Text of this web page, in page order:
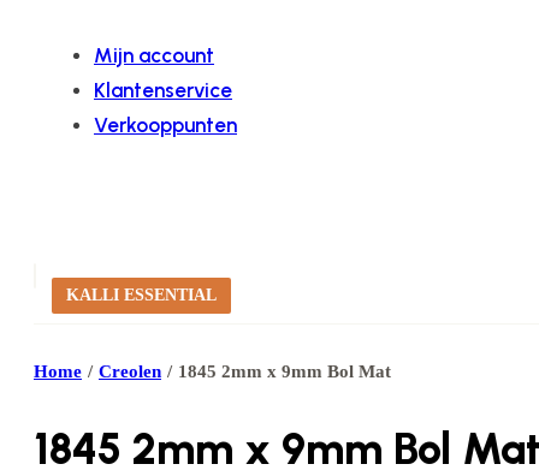
Mijn account
Klantenservice
Verkooppunten
KALLI ESSENTIAL
Home / Creolen / 1845 2mm x 9mm Bol Mat
1845 2mm x 9mm Bol